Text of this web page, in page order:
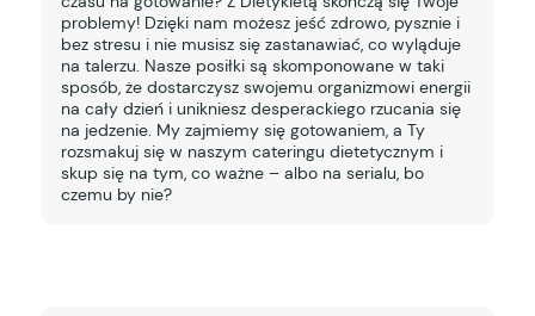
problemy! Dzięki nam możesz jeść zdrowo, pysznie i
bez stresu i nie musisz się zastanawiać, co wyląduje
na talerzu. Nasze posiłki są skomponowane w taki
sposób, że dostarczysz swojemu organizmowi energii
na cały dzień i unikniesz desperackiego rzucania się
na jedzenie. My zajmiemy się gotowaniem, a Ty
rozsmakuj się w naszym cateringu dietetycznym i
skup się na tym, co ważne – albo na serialu, bo
czemu by nie?